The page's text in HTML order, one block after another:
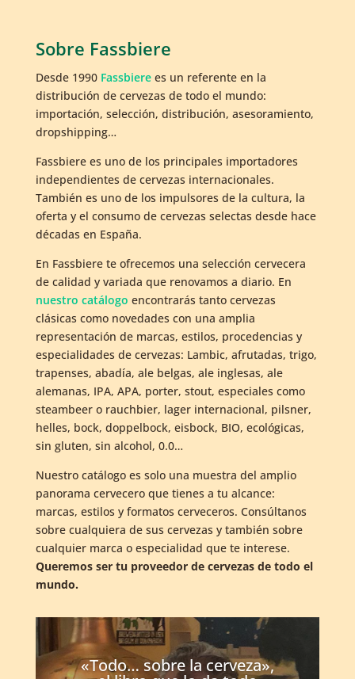
Sobre Fassbiere
Desde 1990 Fassbierees un referente en la
distribución de cervezas de todo el mundo:
importación, selección, distribución, asesoramiento,
dropshipping…
Fassbiere es uno de los principales importadores
independientes de cervezas internacionales.
También es uno de los impulsores de la cultura, la
oferta y el consumo de cervezas selectas desde hace
décadas en España.
En Fassbiere te ofrecemos una selección cervecera
de calidad y variada que renovamos a diario. En
nuestro catálogo encontrarás tanto cervezas
clásicas como novedades con una amplia
representación de marcas, estilos, procedencias y
especialidades de cervezas: Lambic, afrutadas, trigo,
trapenses, abadía, ale belgas, ale inglesas, ale
alemanas, IPA, APA, porter, stout, especiales como
steambeer o rauchbier, lager internacional, pilsner,
helles, bock, doppelbock, eisbock, BIO, ecológicas,
sin gluten, sin alcohol, 0.0…
Nuestro catálogo es solo una muestra del amplio
panorama cervecero que tienes a tu alcance:
marcas, estilos y formatos cerveceros. Consúltanos
sobre cualquiera de sus cervezas y también sobre
cualquier marca o especialidad que te interese.
Queremos ser tu proveedor de cervezas de todo el
mundo.
«Todo… sobre la cerveza»,